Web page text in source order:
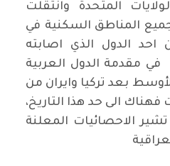
المتحدة وانتقلت
المناطق السكنية في
احد الدول الذي اصابته
مقدمة الدول العربية
بعد تركيا وايران من
الى حد هذا التاريخ،
/ 2021 ، كما تشير الاحصائيات المعلنة